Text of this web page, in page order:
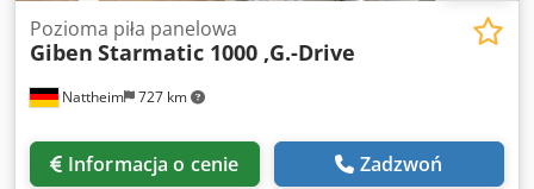
Nattheim 727 km
Pozioma piła panelowa
Giben Starmatic 1000 ,G.-Drive
Informacja o cenie Zadzwoń